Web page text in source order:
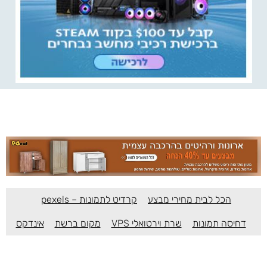
הכל לבית מחירי מבצע קרדיט לתמונות – pexels
דחיסה תמונות שרת וירטואלי VPS מקום ברשת אינדקס